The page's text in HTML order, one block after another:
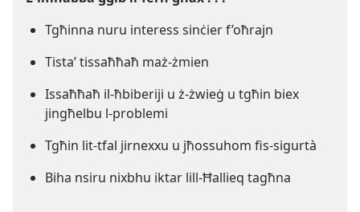
Tgħinna nuru interess sinċier f’oħrajn
Tistaʼ tissaħħaħ maż-​żmien
Issaħħaħ il-​ħbiberiji u ż-​żwieġ u tgħin biex
jingħelbu l-​problemi
Tgħin lit-​tfal jirnexxu u jħossuhom fis-​sigurtà
Biha nsiru nixbhu iktar lill-​Ħallieq tagħna